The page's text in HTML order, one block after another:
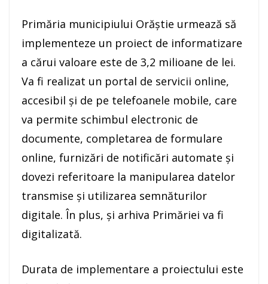
Primăria municipiului Orăștie urmează să
implementeze un proiect de informatizare
a cărui valoare este de 3,2 milioane de lei.
Va fi realizat un portal de servicii online,
accesibil și de pe telefoanele mobile, care
va permite schimbul electronic de
documente, completarea de formulare
online, furnizări de notificări automate și
dovezi referitoare la manipularea datelor
transmise și utilizarea semnăturilor
digitale. În plus, și arhiva Primăriei va fi
digitalizată.
Durata de implementare a proiectului este